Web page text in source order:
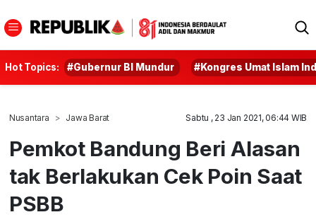
Hot Topics: #Gubernur BI Mundur #Kongres Umat Islam
Nusantara Jawa Barat Sabtu , 23 Jan 2021, 06:44 WIB
Pemkot Bandung Beri Alasan
tak Berlakukan Cek Poin Saat
PSBB